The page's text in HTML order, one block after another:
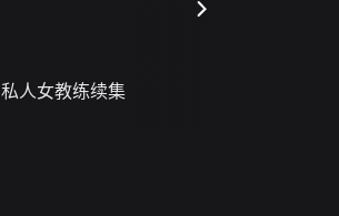
私人女教练续集